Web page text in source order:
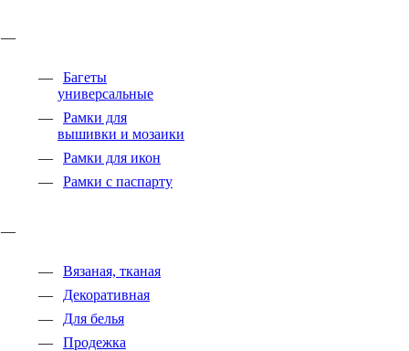
Багеты
универсальные
Рамки для
вышивки и мозаики
Рамки для икон
Рамки с паспарту
Вязаная, тканая
Декоративная
Для белья
Продежка